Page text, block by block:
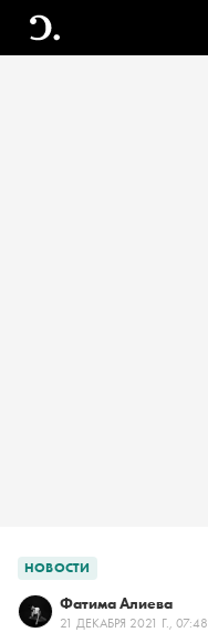
НОВОСТИ
Фатима Алиева
21 ДЕКАБРЯ 2021 Г., 07:48